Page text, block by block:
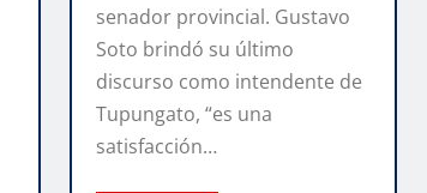
senador provincial. Gustavo
Soto brindó su último
discurso como intendente de
Tupungato, “es una
satisfacción…